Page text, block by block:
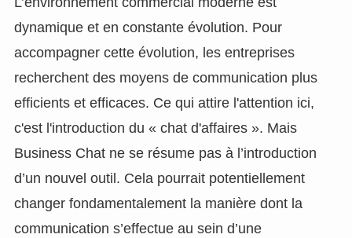
dynamique et en constante évolution. Pour
accompagner cette évolution, les entreprises
recherchent des moyens de communication plus
efficients et efficaces. Ce qui attire l'attention ici,
c'est l'introduction du « chat d'affaires ». Mais
Business Chat ne se résume pas à l’introduction
d’un nouvel outil. Cela pourrait potentiellement
changer fondamentalement la manière dont la
communication s’effectue au sein d’une